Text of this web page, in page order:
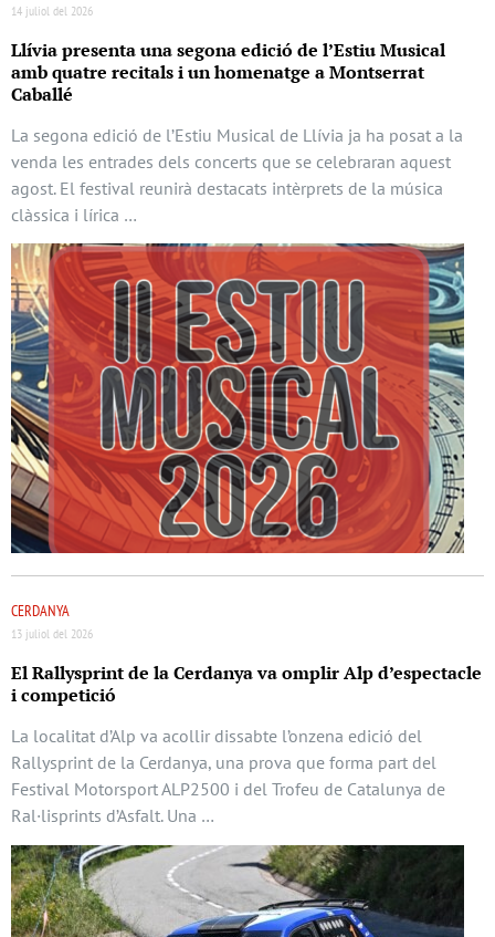
14 juliol del 2026
Llívia presenta una segona edició de l’Estiu Musical
amb quatre recitals i un homenatge a Montserrat
Caballé
La segona edició de l’Estiu Musical de Llívia ja ha posat a la
venda les entrades dels concerts que se celebraran aquest
agost. El festival reunirà destacats intèrprets de la música
clàssica i lírica …
CERDANYA
13 juliol del 2026
El Rallysprint de la Cerdanya va omplir Alp d’espectacle
i competició
La localitat d’Alp va acollir dissabte l’onzena edició del
Rallysprint de la Cerdanya, una prova que forma part del
Festival Motorsport ALP2500 i del Trofeu de Catalunya de
Ral·lisprints d’Asfalt. Una …